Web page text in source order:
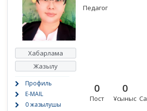
Хабарлама
Жазылу
Профиль
E-MAIL
0 жазылушы
Педагог
0
Пост
0
Ұсыныс